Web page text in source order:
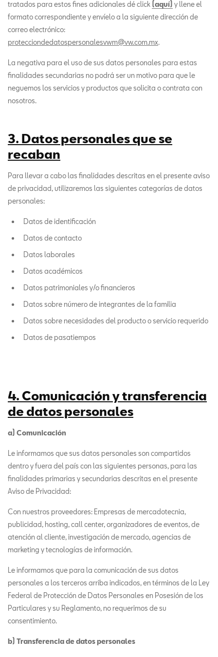
tratados para estos fines adicionales dé click (aquí) y llene el
formato correspondiente y envíelo a la siguiente dirección de
correo electrónico:
protecciondedatospersonalesvwm@vw.com.mx.
La negativa para el uso de sus datos personales para estas
finalidades secundarias no podrá ser un motivo para que le
neguemos los servicios y productos que solicita o contrata con
nosotros.
3. Datos personales que se
recaban
Para llevar a cabo las finalidades descritas en el presente aviso
de privacidad, utilizaremos las siguientes categorías de datos
personales:
Datos de identificación
Datos de contacto
Datos laborales
Datos académicos
Datos patrimoniales y/o financieros
Datos sobre número de integrantes de la familia
Datos sobre necesidades del producto o servicio requerido
Datos de pasatiempos
4. Comunicación y transferencia
de datos personales
a) Comunicación
Le informamos que sus datos personales son compartidos
dentro y fuera del país con las siguientes personas, para las
finalidades primarias y secundarias descritas en el presente
Aviso de Privacidad:
Con nuestros proveedores: Empresas de mercadotecnia,
publicidad, hosting, call center, organizadores de eventos, de
atención al cliente, investigación de mercado, agencias de
marketing y tecnologías de información.
Le informamos que para la comunicación de sus datos
personales a los terceros arriba indicados, en términos de la Ley
Federal de Protección de Datos Personales en Posesión de los
Particulares y su Reglamento, no requerimos de su
consentimiento.
b) Transferencia de datos personales